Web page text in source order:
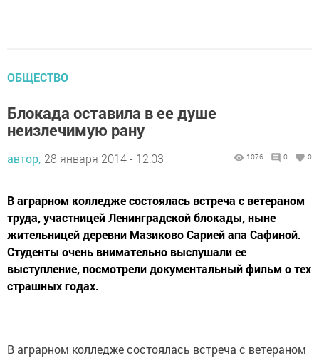
ОБЩЕСТВО
Блокада оставила в ее душе
неизлечимую рану
автор, 28 января 2014 - 12:03 1076 0 0
В аграрном колледже состоялась встреча с ветераном
труда, участницей Ленинградской блокады, ныне
жительницей деревни Мазиково Сарией апа Сафиной.
Студенты очень внимательно выслушали ее
выступление, посмотрели документальный фильм о тех
страшных годах.
В аграрном колледже состоялась встреча с ветераном